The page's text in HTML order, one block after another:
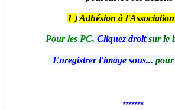
1 ) Adhésion à l'Association
Pour les PC, Cliquez droitsur le
Enregistrer l'image sous...
*******